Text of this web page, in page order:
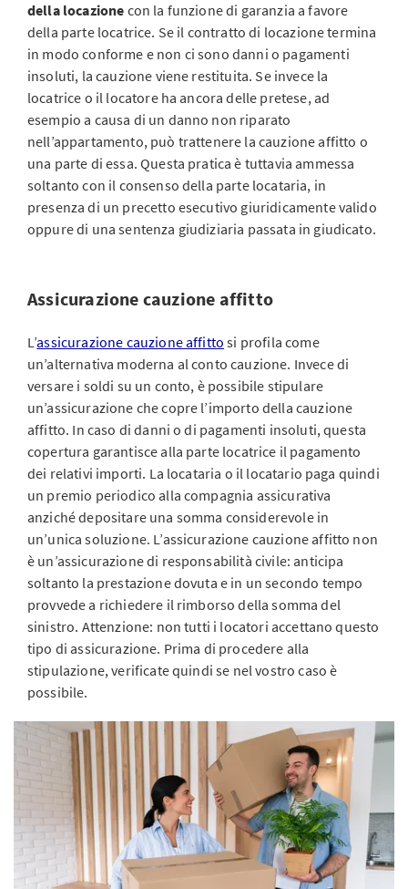
della locazione con la funzione di garanzia a favore
della parte locatrice. Se il contratto di locazione termina
in modo conforme e non ci sono danni o pagamenti
insoluti, la cauzione viene restituita. Se invece la
locatrice o il locatore ha ancora delle pretese, ad
esempio a causa di un danno non riparato
nell’appartamento, può trattenere la cauzione affitto o
una parte di essa. Questa pratica è tuttavia ammessa
soltanto con il consenso della parte locataria, in
presenza di un precetto esecutivo giuridicamente valido
oppure di una sentenza giudiziaria passata in giudicato.
Assicurazione cauzione affitto
L’assicurazione cauzione affitto si profila come
un’alternativa moderna al conto cauzione. Invece di
versare i soldi su un conto, è possibile stipulare
un’assicurazione che copre l’importo della cauzione
affitto. In caso di danni o di pagamenti insoluti, questa
copertura garantisce alla parte locatrice il pagamento
dei relativi importi. La locataria o il locatario paga quindi
un premio periodico alla compagnia assicurativa
anziché depositare una somma considerevole in
un’unica soluzione. L’assicurazione cauzione affitto non
è un’assicurazione di responsabilità civile: anticipa
soltanto la prestazione dovuta e in un secondo tempo
provvede a richiedere il rimborso della somma del
sinistro. Attenzione: non tutti i locatori accettano questo
tipo di assicurazione. Prima di procedere alla
stipulazione, verificate quindi se nel vostro caso è
possibile.